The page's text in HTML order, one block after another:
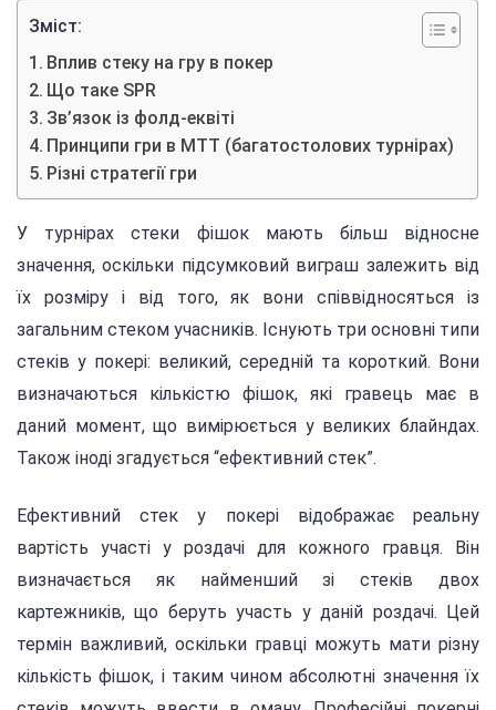
Зміст:
Вплив стеку на гру в покер
Що таке SPR
Зв’язок із фолд-еквіті
Принципи гри в МТТ (багатостолових турнірах)
Різні стратегії гри
У турнірах стеки фішок мають більш відносне
значення, оскільки підсумковий виграш залежить від
їх розміру і від того, як вони співвідносяться із
загальним стеком учасників. Існують три основні типи
стеків у покері: великий, середній та короткий. Вони
визначаються кількістю фішок, які гравець має в
даний момент, що вимірюється у великих блайндах.
Також іноді згадується “ефективний стек”.
Ефективний стек у покері відображає реальну
вартість участі у роздачі для кожного гравця. Він
визначається як найменший зі стеків двох
картежників, що беруть участь у даній роздачі. Цей
термін важливий, оскільки гравці можуть мати різну
кількість фішок, і таким чином абсолютні значення їх